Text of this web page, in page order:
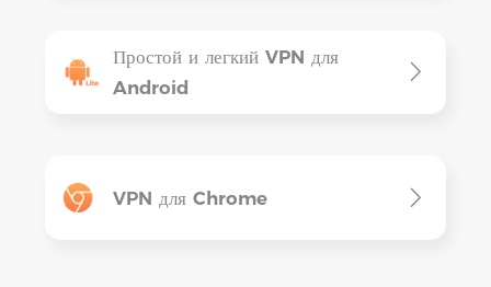
Простой и легкий VPN для
Android
VPN для Chrome